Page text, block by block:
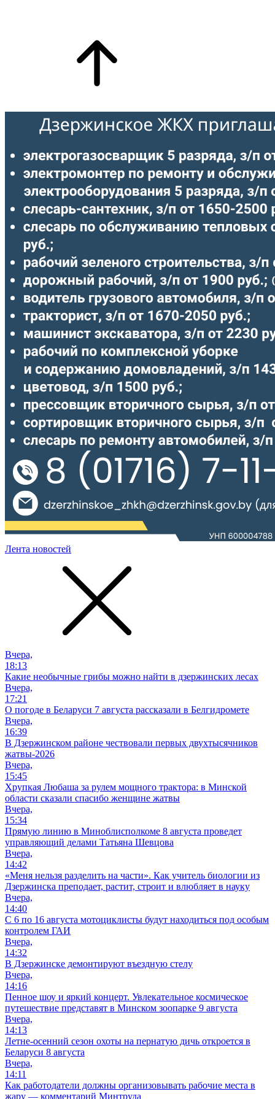
Лента новостей
Вчера,
18:13
Какие необычные грибы можно найти в дзержинских лесах
Вчера,
17:21
О погоде в Беларуси 7 августа рассказали в Белгидромете
Вчера,
16:39
В Дзержинском районе чествовали первых двухтысячников
жатвы-2026
Вчера,
15:45
Хрупкая Любаша за рулем мощного трактора: в Минской
области сказали спасибо женщине жатвы
Вчера,
15:34
Прямую линию в Миноблисполкоме 8 августа проведет
управляющий делами Татьяна Шевцова
Вчера,
14:42
«Меня нельзя разделить на части». Как учитель биологии из
Дзержинска преподает, растит, строит и влюбляет в науку
Вчера,
14:40
С 6 по 16 августа мотоциклисты будут находиться под особым
контролем ГАИ
Вчера,
14:32
В Дзержинске демонтируют въездную стелу
Вчера,
14:16
Пенное шоу и яркий концерт. Увлекательное космическое
путешествие представят в Минском зоопарке 9 августа
Вчера,
14:13
Летне-осенний сезон охоты на пернатую дичь откроется в
Беларуси 8 августа
Вчера,
14:11
Как работодатели должны организовывать рабочие места в
жару — комментарий Минтруда